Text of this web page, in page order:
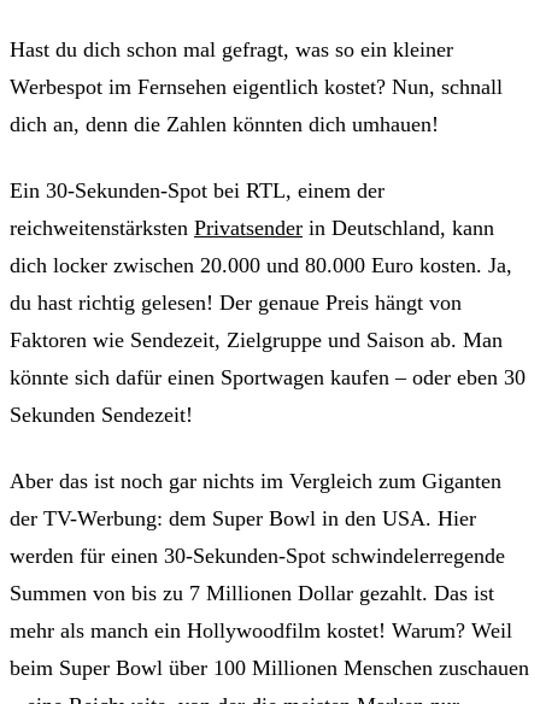
Hast du dich schon mal gefragt, was so ein kleiner
Werbespot im Fernsehen eigentlich kostet? Nun, schnall
dich an, denn die Zahlen könnten dich umhauen!
Ein 30-Sekunden-Spot bei RTL, einem der
reichweitenstärksten Privatsender in Deutschland, kann
dich locker zwischen 20.000 und 80.000 Euro kosten. Ja,
du hast richtig gelesen! Der genaue Preis hängt von
Faktoren wie Sendezeit, Zielgruppe und Saison ab. Man
könnte sich dafür einen Sportwagen kaufen – oder eben 30
Sekunden Sendezeit!
Aber das ist noch gar nichts im Vergleich zum Giganten
der TV-Werbung: dem Super Bowl in den USA. Hier
werden für einen 30-Sekunden-Spot schwindelerregende
Summen von bis zu 7 Millionen Dollar gezahlt. Das ist
mehr als manch ein Hollywoodfilm kostet! Warum? Weil
beim Super Bowl über 100 Millionen Menschen zuschauen